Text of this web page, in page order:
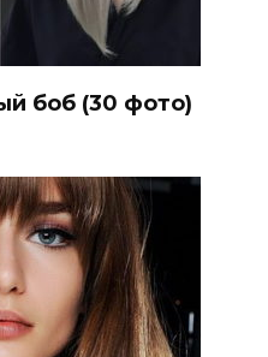
боб (30 фото)